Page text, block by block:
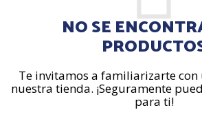
NO SE
Te invitamos a familiarizarte con
nuestra tienda. ¡Seguramente
para ti!